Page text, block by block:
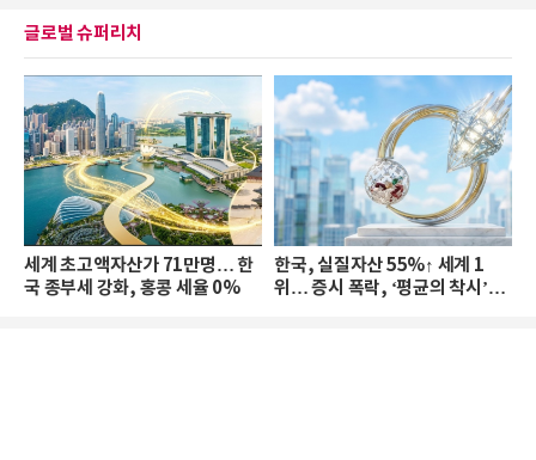
글로벌 슈퍼리치
세계 초고액자산가 71만명… 한
국 종부세 강화, 홍콩 세율 0%
한국, 실질자산 55%↑ 세계 1
위… 증시 폭락, ‘평균의 착시’와